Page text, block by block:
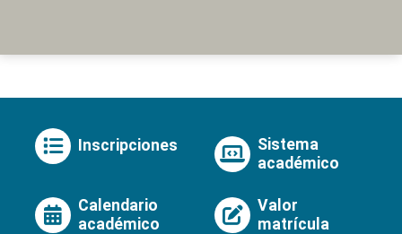
Inscripciones
Sistema
académico
Calendario
académico
Valor
matrícula